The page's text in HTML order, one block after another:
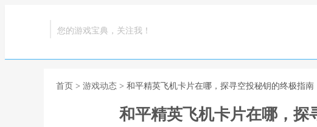
您的游戏宝典，关注我！
首页 > 游戏动态 > 和平精英飞机卡片在哪，探寻空投秘钥的终极指南
和平精英飞机卡片在哪，探